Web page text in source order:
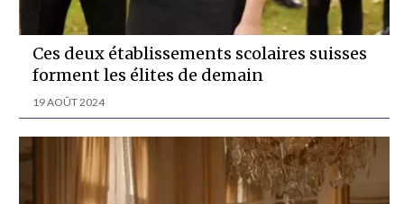
Ces deux établissements scolaires suisses
forment les élites de demain
19 AOÛT 2024